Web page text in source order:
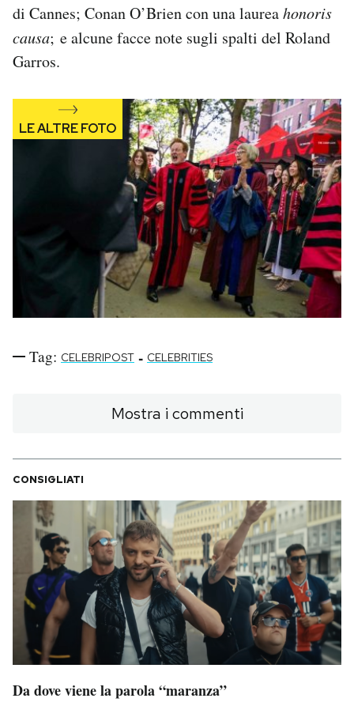
di Cannes; Conan O’Brien con una laureahonoris
causa; e alcune facce note sugli spalti del Roland
Garros.
Tag: CELEBRIPOST - CELEBRITIES
Mostra i commenti
CONSIGLIATI
Da dove viene la parola “maranza”